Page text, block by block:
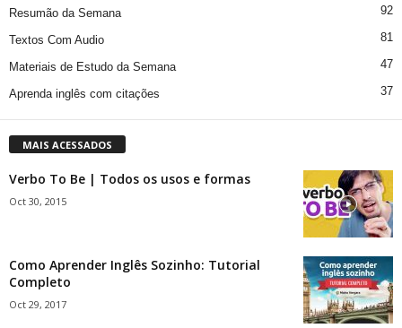
Resumão da Semana 92
Textos Com Audio 81
Materiais de Estudo da Semana 47
Aprenda inglês com citações 37
MAIS ACESSADOS
Verbo To Be | Todos os usos e formas
Oct 30, 2015
Como Aprender Inglês Sozinho: Tutorial
Completo
Oct 29, 2017